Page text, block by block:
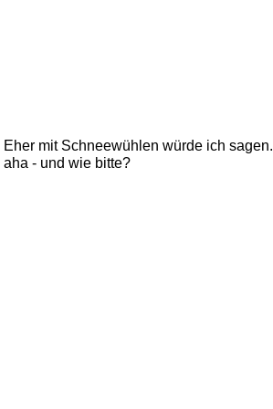
mit Schneewühlen würde ich sagen.
- und wie bitte?